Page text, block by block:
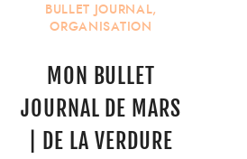
BULLET JOURNAL,
ORGANISATION
MON BULLET
JOURNAL DE MARS
| DE LA VERDURE